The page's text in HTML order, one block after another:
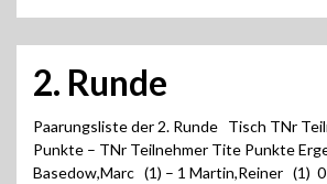
2. Runde
Paarungsliste der 2. Runde Tisch TNr
Punkte – TNr Teilnehmer Tite Punkte
Basedow,Marc (1) – 1 Martin,Reiner (1)